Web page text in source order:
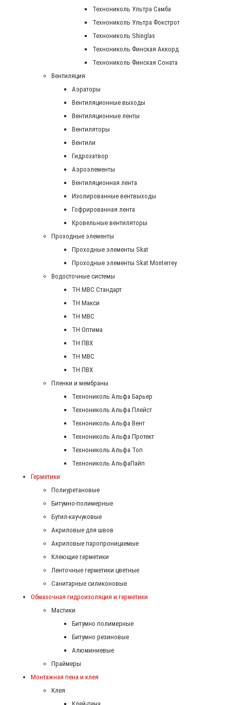
Технониколь Ультра Самба
Технониколь Ультра Фокстрот
Технониколь Shinglas
Технониколь Финская Аккорд
Технониколь Финская Соната
Вентиляция
Аэраторы
Вентиляционные выходы
Вентиляционные ленты
Вентиляторы
Вентили
Гидрозатвор
Аэроэлементы
Вентиляционная лента
Изолированные вентвыходы
Гофрированная лента
Кровельные вентиляторы
Проходные элементы
Проходные элементы Skat
Проходные элементы Skat Monterrey
Водосточные системы
TH MBC Стандарт
TH Макси
TH МВС
TH Оптима
TH ПВХ
ТН МВС
ТН ПВХ
Пленки и мембраны
Технониколь Альфа Барьер
Технониколь Альфа Плейст
Технониколь Альфа Вент
Технониколь Альфа Протект
Технониколь Альфа Топ
Технониколь АльфаПайп
Герметики
Полиуретановые
Битумно-полимерные
Бутил-каучуковые
Акриловые для швов
Акриловые паропроницаемые
Клеющие герметики
Ленточные герметики цветные
Санитарные силиконовые
Обмазочная гидроизоляция и герметики
Мастики
Битумно полимерные
Битумно резиновые
Алюминиевые
Праймеры
Монтажная пена и клея
Клея